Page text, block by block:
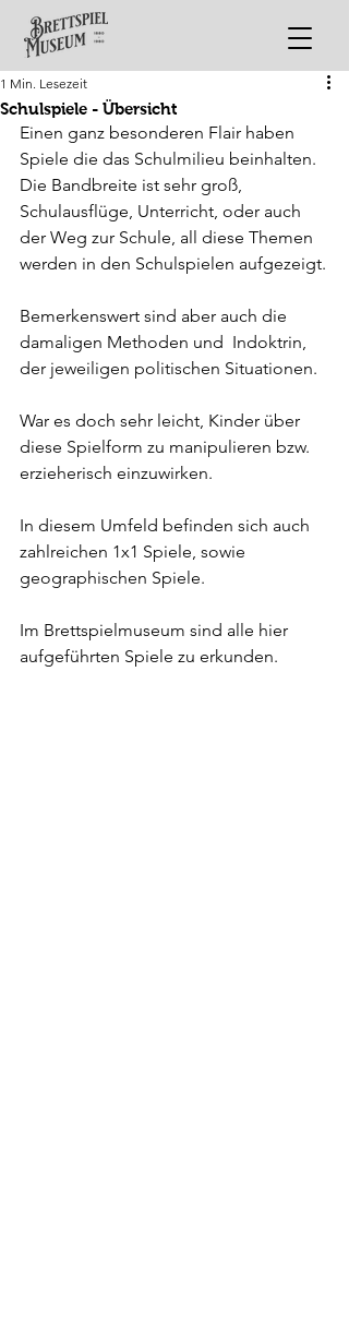
Schulspiele - Übersicht
1 Min. Lesezeit
Einen ganz besonderen Flair haben
Spiele die das Schulmilieu beinhalten.
Die Bandbreite ist sehr groß,
Schulausflüge, Unterricht, oder auch
der Weg zur Schule, all diese Themen
werden in den Schulspielen aufgezeigt.
Bemerkenswert sind aber auch die
damaligen Methoden und  Indoktrin,
der jeweiligen politischen Situationen.
War es doch sehr leicht, Kinder über
diese Spielform zu manipulieren bzw.
erzieherisch einzuwirken.
In diesem Umfeld befinden sich auch
zahlreichen 1x1 Spiele, sowie
geographischen Spiele.
Im Brettspielmuseum sind alle hier
aufgeführten Spiele zu erkunden.